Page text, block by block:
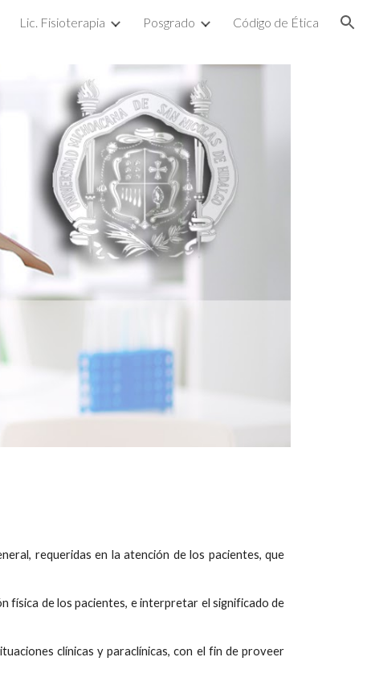
Lic. Fisioterapia Posgrado Código de Ética
requeridas en la atención de los pacientes, que
física de los pacientes, e interpretar el significado de
clínicas y paraclínicas, con el fin de proveer